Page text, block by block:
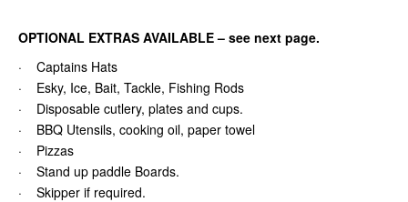
OPTIONAL EXTRAS AVAILABLE – see next page.
· Captains Hats
· Esky, Ice, Bait, Tackle, Fishing Rods
· Disposable cutlery, plates and cups.
· BBQ Utensils, cooking oil, paper towel
· Pizzas
· Stand up paddle Boards.
· Skipper if required.